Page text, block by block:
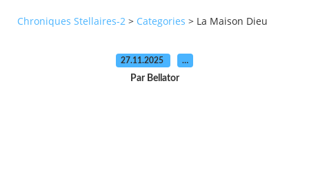
Chroniques Stellaires-2 > Categories > La Maison Dieu
27.11.2025 …
Par Bellator